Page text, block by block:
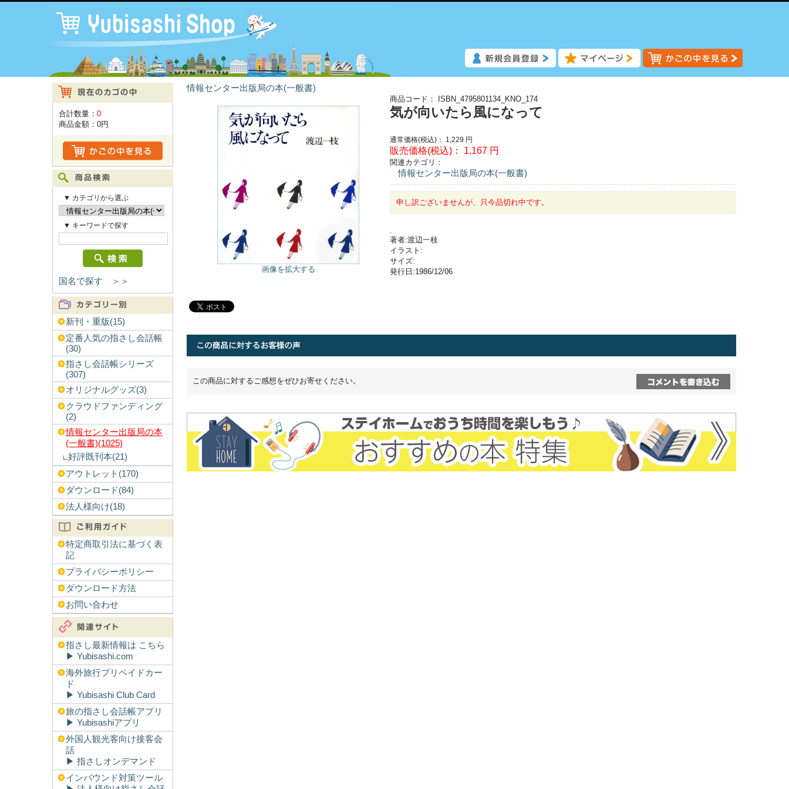
合計数量： 0
商品金額： 0円
▼ カテゴリから選ぶ
▼ キーワードで探す
国名で探す ＞＞
新刊・重版(15)
定番人気の指さし会話帳
(30)
指さし会話帳シリーズ
(307)
オリジナルグッズ(3)
クラウドファンディング
(2)
情報センター出版局の本
(一般書)(1025)
好評既刊本(21)
アウトレット(170)
ダウンロード(84)
法人様向け(18)
特定商取引法に基づく表
記
プライバシーポリシー
ダウンロード方法
お問い合わせ
指さし最新情報は こちら
▶︎ Yubisashi.com
海外旅行プリペイドカー
ド
▶︎ Yubisashi Club Card
旅の指さし会話帳アプリ
▶︎ Yubisashiアプリ
外国人観光客向け接客会
話
▶︎ 指さしオンデマンド
インバウンド対策ツール
情報センター出版局の本(一般書)
画像を拡大する
商品コード： ISBN_4795801134_KNO_174
気が向いたら風になって
通常価格(税込)： 1,229 円
販売価格(税込)： 1,167 円
関連カテゴリ：
情報センター出版局の本(一般書)
申し訳ございませんが、只今品切れ中です。
.
著者:渡辺一枝
イラスト:
サイズ:
発行日:1986/12/06
この商品に対するご感想をぜひお寄せください。